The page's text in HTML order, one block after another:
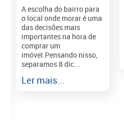
A escolha do bairro para
o local onde morar é uma
das decisões mais
importantes na hora de
comprar um
imóvel.Pensando nisso,
separamos 8 dic...
Ler mais...